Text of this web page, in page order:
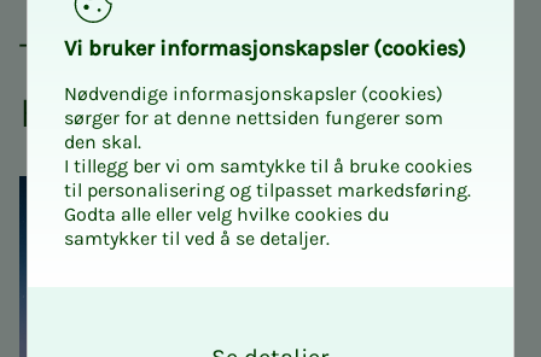
Til­­­­­lits­valg­t­kon­­­fe­ran­­­se for
Hor­­da­land 2026
Vi bru­­­ker in­­­for­­­ma­­­sjons­­­kaps­­­­­ler (cookies)
Nødvendige informasjonskapsler (cookies)
sørger for at denne nettsiden fungerer som
den skal.
I tillegg ber vi om samtykke til å bruke cookies
til personalisering og tilpasset markedsføring.
Godta alle eller velg hvilke cookies du
samtykker til ved å se detaljer.